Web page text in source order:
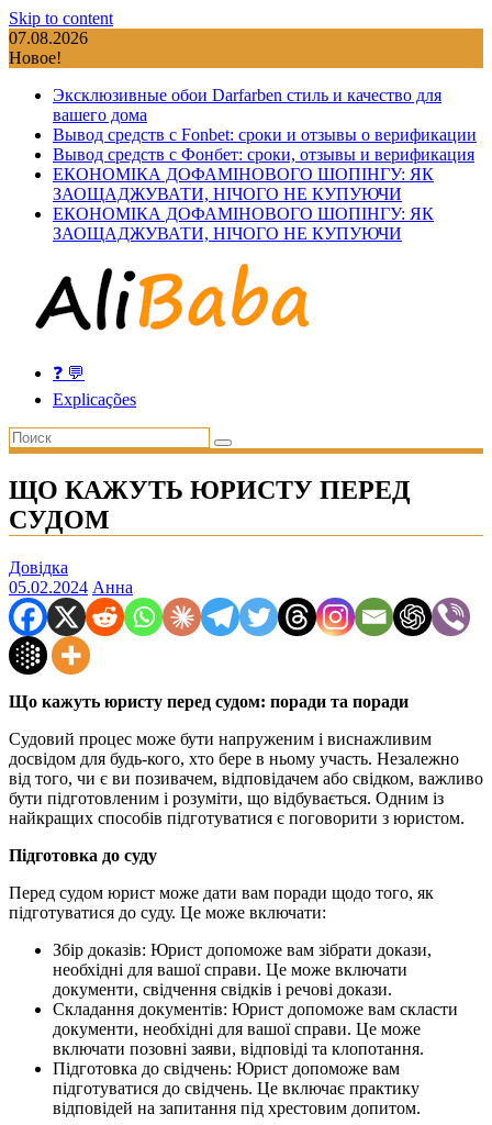
Skip to content
07.08.2026
Новое!
Эксклюзивные обои Darfarben стиль и качество для
вашего дома
Вывод средств с Fonbet: сроки и отзывы о верификации
Вывод средств с Фонбет: сроки, отзывы и верификация
ЕКОНОМІКА ДОФАМІНОВОГО ШОПІНГУ: ЯК
ЗАОЩАДЖУВАТИ, НІЧОГО НЕ КУПУЮЧИ
ЕКОНОМІКА ДОФАМІНОВОГО ШОПІНГУ: ЯК
ЗАОЩАДЖУВАТИ, НІЧОГО НЕ КУПУЮЧИ
❓ 💬
Explicações
ЩО КАЖУТЬ ЮРИСТУ ПЕРЕД
СУДОМ
Довідка
05.02.2024 Анна
Що кажуть юристу перед судом: поради та поради
Судовий процес може бути напруженим і виснажливим
досвідом для будь-кого, хто бере в ньому участь. Незалежно
від того, чи є ви позивачем, відповідачем або свідком, важливо
бути підготовленим і розуміти, що відбувається. Одним із
найкращих способів підготуватися є поговорити з юристом.
Підготовка до суду
Перед судом юрист може дати вам поради щодо того, як
підготуватися до суду. Це може включати:
Збір доказів: Юрист допоможе вам зібрати докази,
необхідні для вашої справи. Це може включати
документи, свідчення свідків і речові докази.
Складання документів: Юрист допоможе вам скласти
документи, необхідні для вашої справи. Це може
включати позовні заяви, відповіді та клопотання.
Підготовка до свідчень: Юрист допоможе вам
підготуватися до свідчень. Це включає практику
відповідей на запитання під хрестовим допитом.